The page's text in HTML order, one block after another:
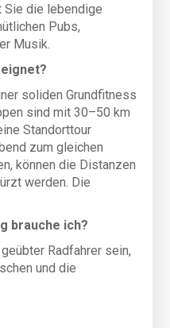
jedoch empfohlen,
mitzubringen)
E-Bikes (oder
leistungsstarken
hochwertigen
und -
in
Rahmengrößen
Körpergröße von
Sie die lebendige
Pubs,
Musik.
soliden Grundfitness
sind mit 30–50 km
Standorttour
zum gleichen
können die Distanzen
werden. Die
brauche ich?
Radfahrer sein,
und die